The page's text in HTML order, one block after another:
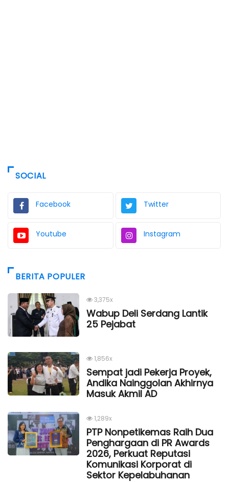
SOCIAL
Facebook Twitter
Youtube Instagram
BERITA POPULER
3,375x
Wabup Deli Serdang Lantik
25 Pejabat
1,856x
Sempat jadi Pekerja Proyek,
Andika Nainggolan Akhirnya
Masuk Akmil AD
1,289x
PTP Nonpetikemas Raih Dua
Penghargaan di PR Awards
2026, Perkuat Reputasi
Komunikasi Korporat di
Sektor Kepelabuhanan